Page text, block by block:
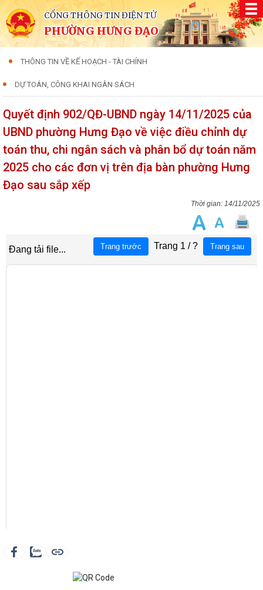
CỔNG THÔNG TIN ĐIỆN TỬ
PHƯỜNG HƯNG ĐẠO
THÔNG TIN VỀ KẾ HOẠCH - TÀI CHÍNH
DỰ TOÁN, CÔNG KHAI NGÂN SÁCH
Quyết định 902/QĐ-UBND ngày 14/11/2025 của
UBND phường Hưng Đạo về việc điều chỉnh dự
toán thu, chi ngân sách và phân bổ dự toán năm
2025 cho các đơn vị trên địa bàn phường Hưng
Đạo sau sắp xếp
14/11/2025